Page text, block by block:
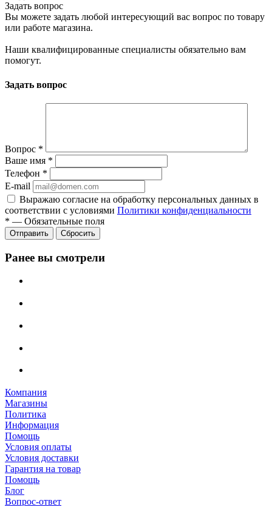
Задать вопрос
Вы можете задать любой интересующий вас вопрос по товару
или работе магазина.
Наши квалифицированные специалисты обязательно вам
помогут.
Задать вопрос
Вопрос *
Ваше имя *
Телефон *
E-mail
Выражаю согласие на обработку персональных данных в
соответствии с условиями Политики конфиденциальности
* — Обязательные поля
Отправить Сбросить
Ранее вы смотрели
Компания
Магазины
Политика
Информация
Помощь
Условия оплаты
Условия доставки
Гарантия на товар
Помощь
Блог
Вопрос-ответ